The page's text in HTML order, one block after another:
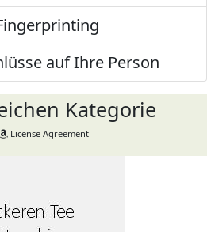
auf Ihre Person
Kategorie
License Agreement